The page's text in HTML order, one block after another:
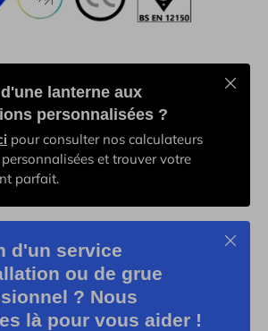
lanterne aux
personnalisées ?
pour consulter nos calculateurs
et trouver votre
parfait.
d'un service
ou de grue
? Nous
là pour vous aider !